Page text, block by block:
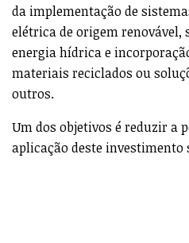
da implementação de
elétrica de origem renovável,
energia hídrica e
materiais reciclados ou
outros.
Um dos objetivos é reduzir a
aplicação deste investimento